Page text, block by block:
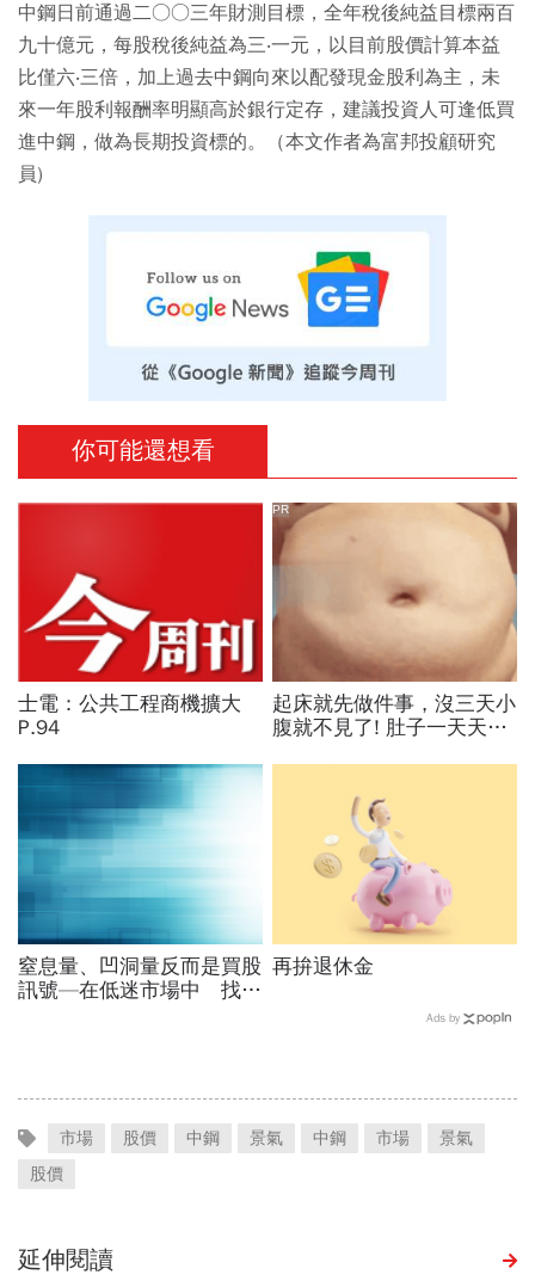
中鋼日前通過二○○三年財測目標，全年稅後純益目標兩百
九十億元，每股稅後純益為三‧一元，以目前股價計算本益
比僅六‧三倍，加上過去中鋼向來以配發現金股利為主，未
來一年股利報酬率明顯高於銀行定存，建議投資人可逢低買
進中鋼，做為長期投資標的。（本文作者為富邦投顧研究
員)
你可能還想看
士電：公共工程商機擴大
P.94
起床就先做件事，沒三天小
腹就不見了! 肚子一天天變
PR
窒息量、凹洞量反而是買股
訊號—在低迷市場中 找到
再拚退休金
Ads by
市場 股價 中鋼 景氣 中鋼 市場
景氣
股價
延伸閱讀